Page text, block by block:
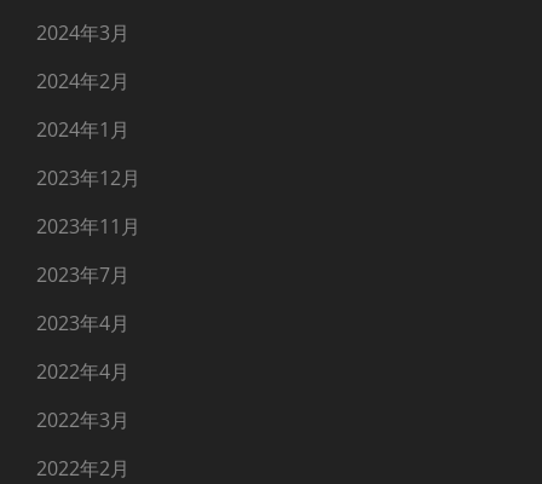
2024年3月
2024年2月
2024年1月
2023年12月
2023年11月
2023年7月
2023年4月
2022年4月
2022年3月
2022年2月